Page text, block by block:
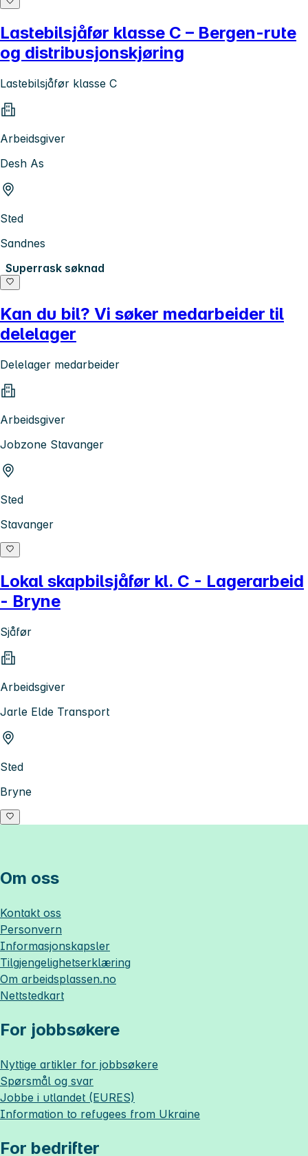
Lastebilsjåfør klasse C – Bergen-rute
og distribusjonskjøring
Lastebilsjåfør klasse C
Arbeidsgiver
Desh As
Sted
Sandnes
Superrask søknad
Kan du bil? Vi søker medarbeider til
delelager
Delelager medarbeider
Arbeidsgiver
Jobzone Stavanger
Sted
Stavanger
Lokal skapbilsjåfør kl. C - Lagerarbeid
- Bryne
Sjåfør
Arbeidsgiver
Jarle Elde Transport
Sted
Bryne
Om oss
Kontakt oss
Personvern
Informasjonskapsler
Tilgjengelighetserklæring
Om arbeidsplassen.no
Nettstedkart
For jobbsøkere
Nyttige artikler for jobbsøkere
Spørsmål og svar
Jobbe i utlandet (EURES)
Information to refugees from Ukraine
For bedrifter